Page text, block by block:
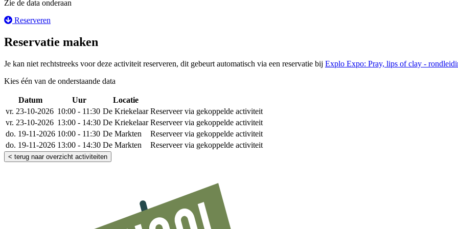
Zie de data onderaan
Reserveren
Reservatie maken
Je kan niet rechtstreeks voor deze activiteit reserveren, dit gebeurt automatisch via een reservatie bij Explo Expo: Pray, lips of clay -
Kies één van de onderstaande data
Datum Uur Locatie
vr. 23-10-2026 10:00 - 11:30 De Kriekelaar Reserveer via gekoppelde activiteit
vr. 23-10-2026 13:00 - 14:30 De Kriekelaar Reserveer via gekoppelde activiteit
do. 19-11-2026 10:00 - 11:30 De Markten
Reserveer via gekoppelde activiteit
do. 19-11-2026 13:00 - 14:30 De Markten Reserveer via gekoppelde activiteit
< terug naar overzicht activiteiten